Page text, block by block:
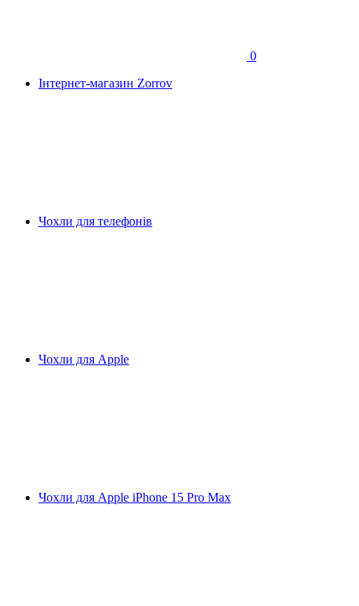
0
Інтернет-магазин Zorrov
Чохли для телефонів
Чохли для Apple
Чохли для Apple iPhone 15 Pro Max